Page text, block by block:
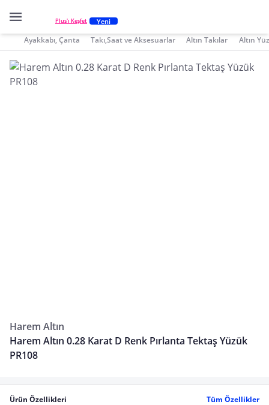
Plus'ı Keşfet Yeni
Ayakkabı, Çanta Takı,Saat ve Aksesuarlar Altın Takılar Altın
Harem Altın
Harem Altın 0.28 Karat D Renk Pırlanta Tektaş Yüzük
PR108
Ürün Özellikleri
Tüm Özellikler